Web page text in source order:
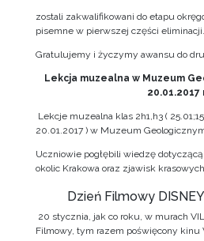
zostali zakwalifikowani do etapu
pisemne w pierwszej części eliminacji.
Gratulujemy i życzymy awansu do
Lekcja muzealna w Muzeum
20.01.2017
Lekcje muzealna klas 2h1,h3 (
20.01.2017 ) w Muzeum
Uczniowie pogłębili wiedzę
okolic Krakowa oraz zjawisk
Dzień Filmowy
20 stycznia, jak co roku, w murach
Filmowy, tym razem poświęcony kinu